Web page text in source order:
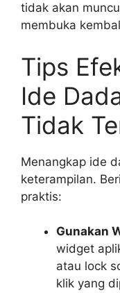
tidak akan
membuka
Tips
Ide
Tidak
Menangkap ide
keterampilan.
praktis:
Gunakan
widget
atau lock
klik yang